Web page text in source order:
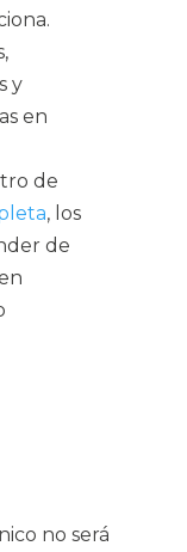
y
en
de
, los
de
no será